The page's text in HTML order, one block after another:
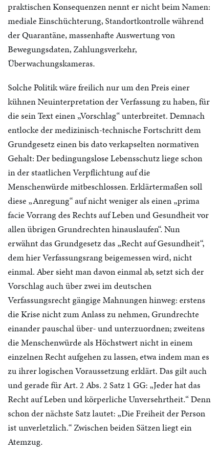
praktischen Konsequenzen nennt er nicht beim Namen:
mediale Einschüchterung, Standortkontrolle während
der Quarantäne, massenhafte Auswertung von
Bewegungsdaten, Zahlungsverkehr,
Überwachungskameras.
Solche Politik wäre freilich nur um den Preis einer
kühnen Neuinterpretation der Verfassung zu haben, für
die sein Text einen „Vorschlag“ unterbreitet. Demnach
entlocke der medizinisch-technische Fortschritt dem
Grundgesetz einen bis dato verkapselten normativen
Gehalt: Der bedingungslose Lebensschutz liege schon
in der staatlichen Verpflichtung auf die
Menschenwürde mitbeschlossen. Erklärtermaßen soll
diese „Anregung“ auf nicht weniger als einen „prima
facie Vorrang des Rechts auf Leben und Gesundheit vor
allen übrigen Grundrechten hinauslaufen“. Nun
erwähnt das Grundgesetz das „Recht auf Gesundheit“,
dem hier Verfassungsrang beigemessen wird, nicht
einmal. Aber sieht man davon einmal ab, setzt sich der
Vorschlag auch über zwei im deutschen
Verfassungsrecht gängige Mahnungen hinweg: erstens
die Krise nicht zum Anlass zu nehmen, Grundrechte
einander pauschal über- und unterzuordnen; zweitens
die Menschenwürde als Höchstwert nicht in einem
einzelnen Recht aufgehen zu lassen, etwa indem man es
zu ihrer logischen Voraussetzung erklärt. Das gilt auch
und gerade für Art. 2 Abs. 2 Satz 1 GG: „Jeder hat das
Recht auf Leben und körperliche Unversehrtheit.“ Denn
schon der nächste Satz lautet: „Die Freiheit der Person
ist unverletzlich.“ Zwischen beiden Sätzen liegt ein
Atemzug.